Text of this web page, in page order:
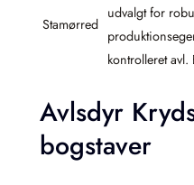
Stamørred
udvalgt for
kontrolleret
Avlsdyr
bogstaver